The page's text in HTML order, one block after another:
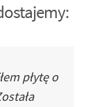
płytę o